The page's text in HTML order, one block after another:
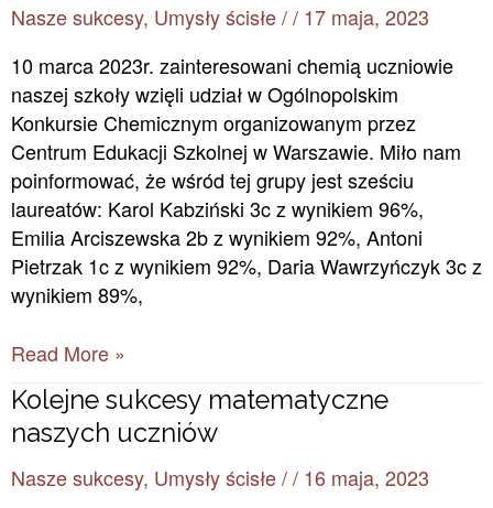
Nasze sukcesy, Umysły ścisłe// 17 maja, 2023
10 marca 2023r. zainteresowani chemią uczniowie
naszej szkoły wzięli udział w Ogólnopolskim
Konkursie Chemicznym organizowanym przez
Centrum Edukacji Szkolnej w Warszawie. Miło nam
poinformować, że wśród tej grupy jest sześciu
laureatów: Karol Kabziński 3c z wynikiem 96%,
Emilia Arciszewska 2b z wynikiem 92%, Antoni
Pietrzak 1c z wynikiem 92%, Daria Wawrzyńczyk 3c z
wynikiem 89%,
naszych
uczniów
Read More »
Kolejne sukcesy matematyczne
naszych uczniów
Nasze sukcesy, Umysły ścisłe// 16 maja, 2023
Kolejne
sukcesy
matematyczne
naszych